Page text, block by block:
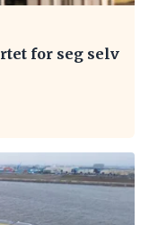
for seg selv